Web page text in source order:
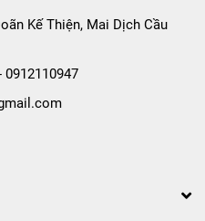
Kế Thiện, Mai Dịch Cầu
0912110947